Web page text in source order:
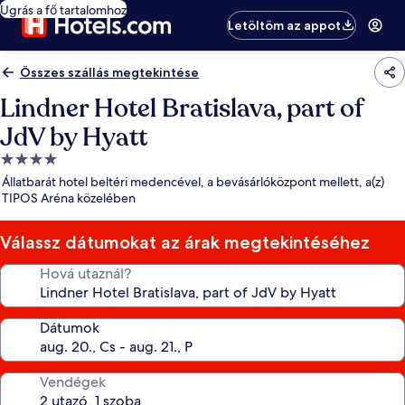
Ugrás a fő tartalomhoz
Letöltöm az appot
Összes szállás megtekintése
Lindner Hotel Bratislava, part of
JdV by Hyatt
4.0
csillagos
szálláshely
Állatbarát hotel beltéri medencével, a bevásárlóközpont mellett, a(z)
TIPOS Aréna közelében
Válassz dátumokat az árak megtekintéséhez
Hová utaznál?
Dátumok
Vendégek